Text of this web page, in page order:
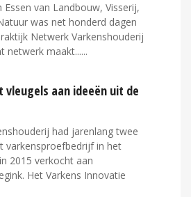
Essen van Landbouw, Visserij,
was net honderd dagen
Netwerk Varkenshouderij
netwerk maakt...
aan ideeën uit de
had jarenlang twee
varkensproefbedrijf in het
2015 verkocht aan
Het Varkens Innovatie